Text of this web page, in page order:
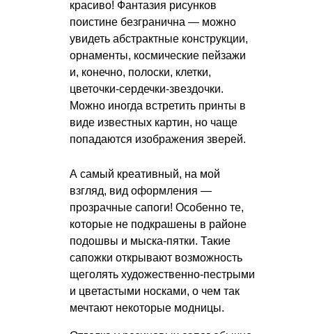
красиво! Фантазия рисунков
поистине безгранична — можно
увидеть абстрактные конструкции,
орнаменты, космические пейзажи
и, конечно, полоски, клетки,
цветочки-сердечки-звездочки.
Можно иногда встретить принты в
виде известных картин, но чаще
попадаются изображения зверей.
А самый креативный, на мой
взгляд, вид оформления —
прозрачные сапоги! Особенно те,
которые не подкрашены в районе
подошвы и мыска-пятки. Такие
сапожки открывают возможность
щеголять художественно-пестрыми
и цветастыми носками, о чем так
мечтают некоторые модницы.